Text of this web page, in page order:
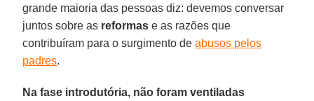
grande maioria das pessoas diz: devemos conversar
juntos sobre as reformas e as razões que
contribuíram para o surgimento de abusos pelos
padres.
Na fase introdutória, não foram ventiladas